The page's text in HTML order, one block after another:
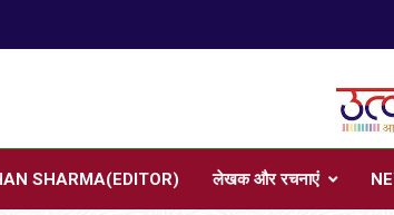
Utkarsh Mail
SHARMA(EDITOR) लेखक और रचनाएं